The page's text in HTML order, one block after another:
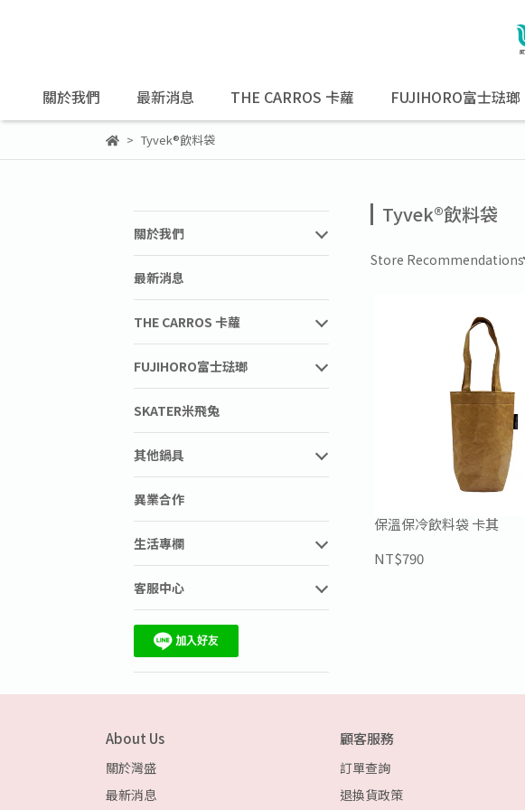
關於我們 最新消息 THE CARROS 卡蘿 FUJIHORO富士琺瑯
Tyvek®飲料袋
關於我們
最新消息
THE CARROS 卡蘿
FUJIHORO富士琺瑯
SKATER米飛兔
其他鍋具
異業合作
生活專欄
客服中心
Tyvek®飲料袋
Store Recommendations
保溫保冷飲料袋 卡其
NT$790
About Us
關於灣盛
最新消息
顧客服務
訂單查詢
退換貨政策